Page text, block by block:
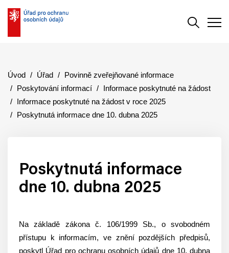
Úvod Úřad
Povinně zveřejňované informace
Poskytování informací
Informace poskytnuté na žádost
Informace poskytnuté na žádost v roce 2025
Poskytnutá informace dne 10. dubna 2025
Poskytnutá informace
dne 10. dubna 2025
Na základě zákona č. 106/1999 Sb., o svobodném
přístupu k informacím, ve znění pozdějších předpisů,
poskytl Úřad pro ochranu osobních údajů dne 10. dubna